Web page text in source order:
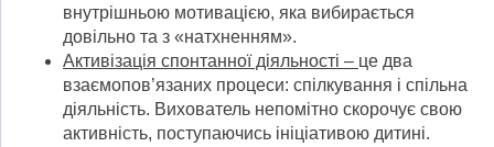
внутрішньою мотивацією, яка вибирається
довільно та з «натхненням».
Активізація спонтанної діяльності – це два
взаємопов’язаних процеси: спілкування і спільна
діяльність. Вихователь непомітно скорочує свою
активність, поступаючись ініціативою дитині.